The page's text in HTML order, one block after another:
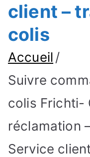
client –
colis
Accueil
Suivre
colis Frichti-
réclamation
Service